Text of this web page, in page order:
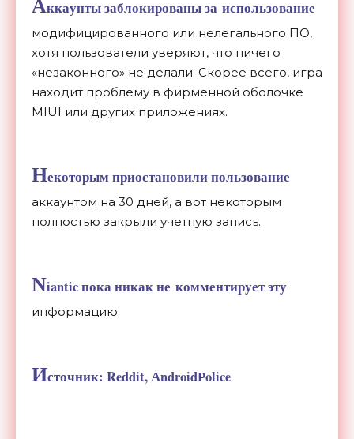
Аккаунты заблокированы за использование
модифицированного или нелегального ПО,
хотя пользователи уверяют, что ничего
«незаконного» не делали. Скорее всего, игра
находит проблему в фирменной оболочке
MIUI или других приложениях.
Некоторым приостановили пользование
аккаунтом на 30 дней, а вот некоторым
полностью закрыли учетную запись.
Niantic пока никак не комментирует эту
информацию.
Источник: Reddit, АndroidРolice